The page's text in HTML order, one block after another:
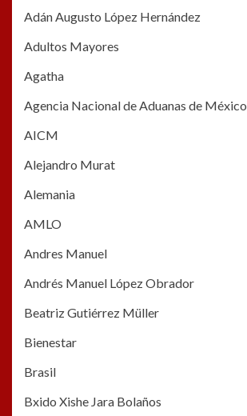
Adán Augusto López Hernández
Adultos Mayores
Agatha
Agencia Nacional de Aduanas de México
AICM
Alejandro Murat
Alemania
AMLO
Andres Manuel
Andrés Manuel López Obrador
Beatriz Gutiérrez Müller
Bienestar
Brasil
Bxido Xishe Jara Bolaños